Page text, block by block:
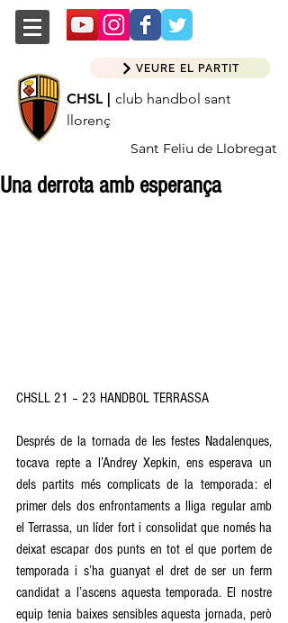
CHSL | club handbol sant
llorenç
Sant Feliu de Llobregat
VEURE EL PARTIT
Una derrota amb esperança
CHSLL 21 – 23 HANDBOL TERRASSA
Després de la tornada de les festes Nadalenques,
tocava repte a l’Andrey Xepkin, ens esperava un
dels partits més complicats de la temporada: el
primer dels dos enfrontaments a lliga regular amb
el Terrassa, un líder fort i consolidat que només ha
deixat escapar dos punts en tot el que portem de
temporada i s’ha guanyat el dret de ser un ferm
candidat a l’ascens aquesta temporada. El nostre
equip tenia baixes sensibles aquesta jornada, però